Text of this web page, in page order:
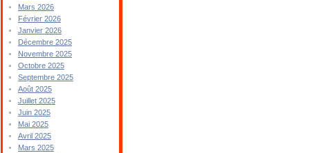
Mars 2026
Février 2026
Janvier 2026
Décembre 2025
Novembre 2025
Octobre 2025
Septembre 2025
Août 2025
Juillet 2025
Juin 2025
Mai 2025
Avril 2025
Mars 2025